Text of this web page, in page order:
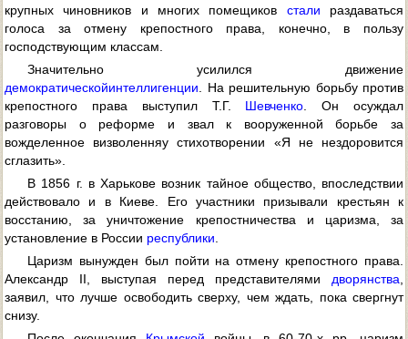
крупных чиновников и многих помещиков стали раздаваться
голоса за отмену крепостного права, конечно, в пользу
господствующим классам.
Значительно усилился движение
демократическойинтеллигенции . На решительную борьбу против
крепостного права выступил Т.Г. Шевченко . Он осуждал
разговоры о реформе и звал к вооруженной борьбе за
вожделенное визволенняу стихотворении «Я не нездоровится
сглазить».
В 1856 г. в Харькове возник тайное общество, впоследствии
действовало и в Киеве. Его участники призывали крестьян к
восстанию, за уничтожение крепостничества и царизма, за
установление в России республики
Царизм вынужден был пойти на отмену крепостного права.
Александр II, выступая перед представителями дворянства
заявил, что лучше освободить сверху, чем ждать, пока свергнут
снизу.